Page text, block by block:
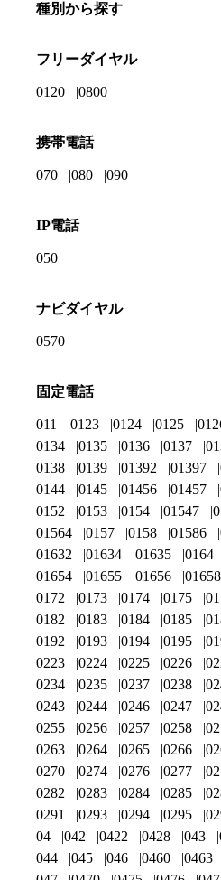
種別から探す
フリーダイヤル
0120 0800
携帯電話
070 080 090
IP電話
050
ナビダイヤル
0570
固定電話
011 0123 0124 0125
0134
0135 0136 0137
0138
0139 01392 01397
0144
0145 01456 01457
0152
0153 0154 01547
01564
0157 0158 01586
01632
01634 01635 0164
01654
01655 01656 01658
0172
0173 0174 0175
0182
0183 0184 0185
0192
0193 0194 0195
0223
0224 0225 0226
0234
0235 0237 0238
0243
0244 0246 0247
0255
0256 0257 0258
0263
0264 0265 0266
0270
0274 0276 0277
0282
0283 0284 0285
0291
0293 0294 0295
04
042 0422 0428 043
044
045 046 0460 0463